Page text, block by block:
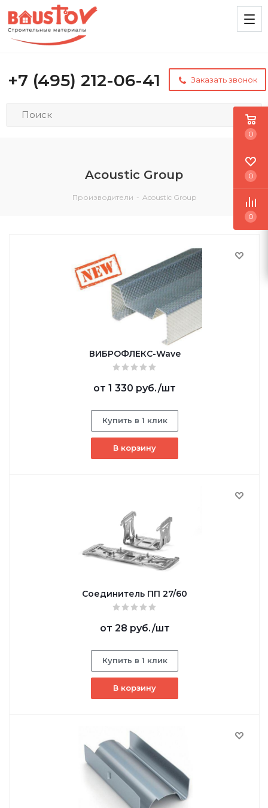
+7 (495) 212-06-41 Заказать звонок
Acoustic Group
Производители - Acoustic Group
ВИБРОФЛЕКС-Wave
от 1 330 руб./шт
Купить в 1 клик
В корзину
Соединитель ПП 27/60
от 28 руб./шт
Купить в 1 клик
В корзину
0
0
0